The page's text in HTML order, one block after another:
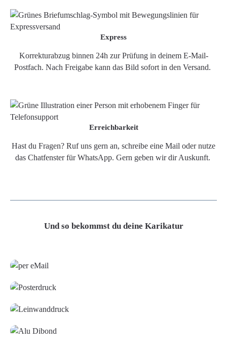
Express
Korrekturabzug binnen 24h zur Prüfung in deinem E-Mail-
Postfach. Nach Freigabe kann das Bild sofort in den Versand.
Erreichbarkeit
Hast du Fragen? Ruf uns gern an, schreibe eine Mail oder nutze
das Chatfenster für WhatsApp. Gern geben wir dir Auskunft.
Und so bekommst du deine Karikatur